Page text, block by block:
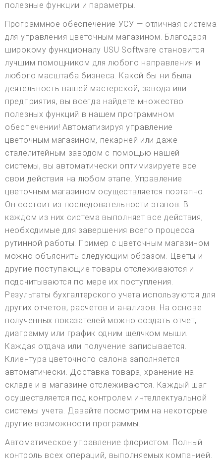
полезные функции и параметры.
Программное обеспечение УСУ — отличная система
для управления цветочным магазином. Благодаря
широкому функционалу USU Software становится
лучшим помощником для любого направления и
любого масштаба бизнеса. Какой бы ни была
деятельность вашей мастерской, завода или
предприятия, вы всегда найдете множество
полезных функций в нашем программном
обеспечении! Автоматизируя управление
цветочным магазином, пекарней или даже
сталелитейным заводом с помощью нашей
системы, вы автоматически оптимизируете все
свои действия на любом этапе. Управление
цветочным магазином осуществляется поэтапно.
Он состоит из последовательности этапов. В
каждом из них система выполняет все действия,
необходимые для завершения всего процесса
рутинной работы. Пример с цветочным магазином
можно объяснить следующим образом. Цветы и
другие поступающие товары отслеживаются и
подсчитываются по мере их поступления.
Результаты бухгалтерского учета используются для
других отчетов, расчетов и анализов. На основе
полученных показателей можно создать отчет,
диаграмму или график одним щелчком мыши.
Каждая отдача или получение записывается.
Клиентура цветочного салона заполняется
автоматически. Доставка товара, хранение на
складе и в магазине отслеживаются. Каждый шаг
осуществляется под контролем интеллектуальной
системы учета. Давайте посмотрим на некоторые
другие возможности программы.
Автоматическое управление флористом. Полный
контроль всех операций, выполняемых компанией.